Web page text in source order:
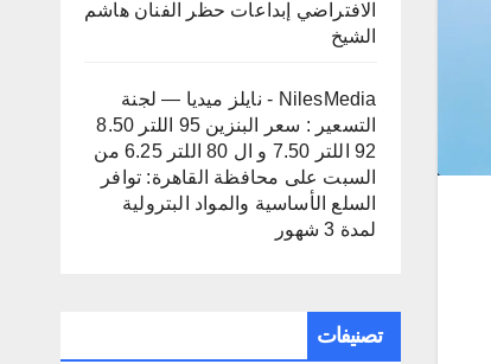
الافتراضي إبداعات حظر الفنان هاشم
الشيخ
NilesMedia - نايلز ميديا — لجنة
التسعير : سعر البنزين 95 اللتر 8.50
92 اللتر 7.50 و ال 80 اللتر 6.25 من
السبت على محافظة القاهرة: توافر
السلع الأساسية والمواد البترولية
لمدة 3 شهور
تصنيفات